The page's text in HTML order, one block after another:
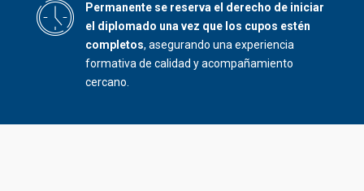
Permanente se reserva el derecho de iniciar
el diplomado una vez que los cupos estén
completos, asegurando una experiencia
formativa de calidad y acompañamiento
cercano.